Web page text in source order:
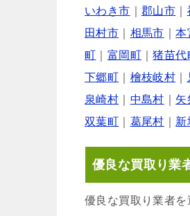
いわき市 ｜郡山市
田村市
相馬市 ｜本
町
富岡町 ｜猪苗代
下郷町
檜枝岐村
泉崎村
中島村 矢
双葉町
葛尾村 新
優良な買取り業
優良な買取り業者